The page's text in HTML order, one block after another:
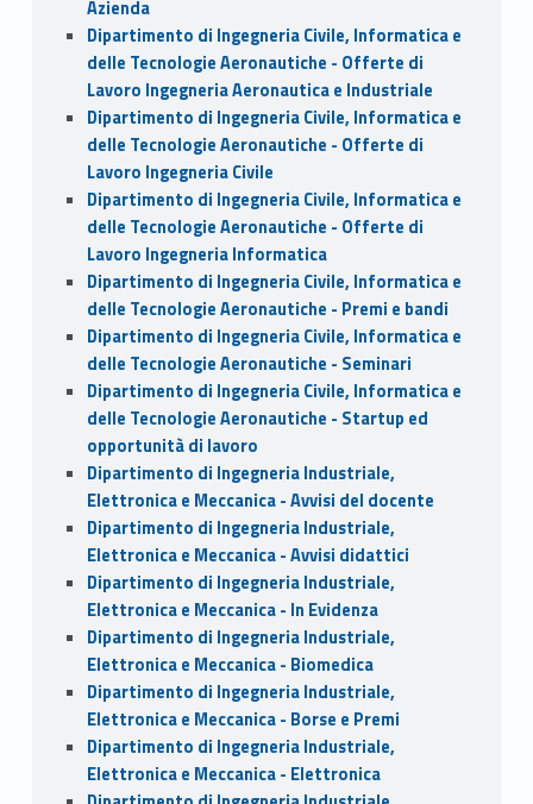
Azienda
Dipartimento di Ingegneria Civile, Informatica e
delle Tecnologie Aeronautiche - Offerte di
Lavoro Ingegneria Aeronautica e Industriale
Dipartimento di Ingegneria Civile, Informatica e
delle Tecnologie Aeronautiche - Offerte di
Lavoro Ingegneria Civile
Dipartimento di Ingegneria Civile, Informatica e
delle Tecnologie Aeronautiche - Offerte di
Lavoro Ingegneria Informatica
Dipartimento di Ingegneria Civile, Informatica e
delle Tecnologie Aeronautiche - Premi e bandi
Dipartimento di Ingegneria Civile, Informatica e
delle Tecnologie Aeronautiche - Seminari
Dipartimento di Ingegneria Civile, Informatica e
delle Tecnologie Aeronautiche - Startup ed
opportunità di lavoro
Dipartimento di Ingegneria Industriale,
Elettronica e Meccanica - Avvisi del docente
Dipartimento di Ingegneria Industriale,
Elettronica e Meccanica - Avvisi didattici
Dipartimento di Ingegneria Industriale,
Elettronica e Meccanica - In Evidenza
Dipartimento di Ingegneria Industriale,
Elettronica e Meccanica - Biomedica
Dipartimento di Ingegneria Industriale,
Elettronica e Meccanica - Borse e Premi
Dipartimento di Ingegneria Industriale,
Elettronica e Meccanica - Elettronica